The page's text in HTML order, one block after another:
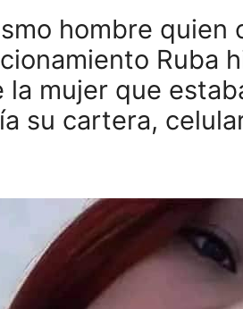
hombre quien
Ruba
la mujer que
su cartera,